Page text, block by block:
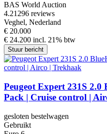
BAS World Auction
4.21296 reviews
Veghel, Nederland
€ 20.000
€ 24.200 incl. 21% btw
Stuur bericht
Peugeot Expert 231S
Pack | Cruise control |
gesloten bestelwagen
Gebruikt